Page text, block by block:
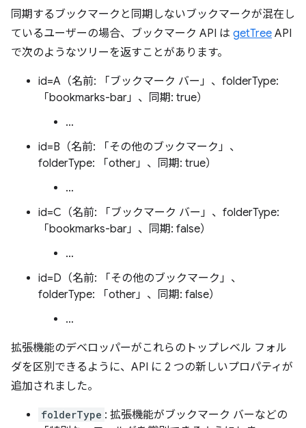
同期するブックマークと同期しないブックマークが混在し
ているユーザーの場合、ブックマーク API は getTree API
で次のようなツリーを返すことがあります。
id=A（名前: 「ブックマーク バー」、folderType:
「bookmarks-bar」、同期: true）
…
id=B（名前: 「その他のブックマーク」、
folderType: 「other」、同期: true）
…
id=C（名前: 「ブックマーク バー」、folderType:
「bookmarks-bar」、同期: false）
…
id=D（名前: 「その他のブックマーク」、
folderType: 「other」、同期: false）
…
拡張機能のデベロッパーがこれらのトップレベル フォル
ダを区別できるように、API に 2 つの新しいプロパティが
追加されました。
folderType : 拡張機能がブックマーク バーなどの